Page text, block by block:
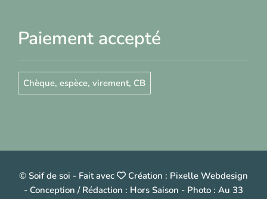
Paiement accepté
Chèque, espèce, virement, CB
© Soif de soi - Fait avec Création : Pixelle Webdesign
- Conception / Rédaction : Hors Saison - Photo : Au 33